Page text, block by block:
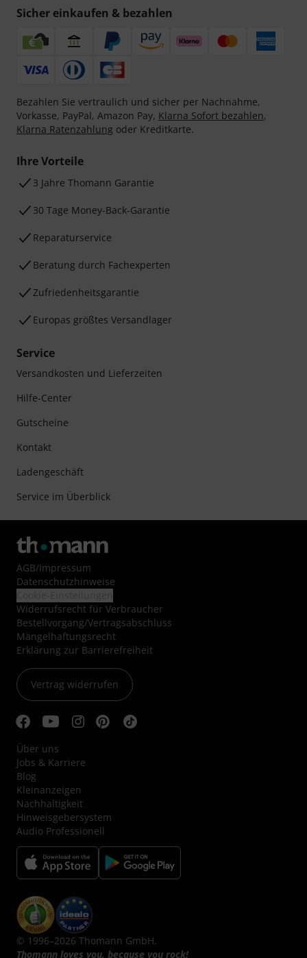
Sicher einkaufen & bezahlen
Bezahlen Sie vertraulich und sicher per Nachnahme,
Vorkasse, PayPal, Amazon Pay, Klarna Sofort bezahlen,
Klarna Ratenzahlung oder Kreditkarte.
Ihre Vorteile
3 Jahre Thomann Garantie
30 Tage Money-Back-Garantie
Reparaturservice
Beratung durch Fachexperten
Zufriedenheitsgarantie
Europas größtes Versandlager
Service
Versandkosten und Lieferzeiten
Hilfe-Center
Gutscheine
Kontakt
Ladengeschäft
Service im Überblick
AGB/Impressum
Datenschutzhinweise
Widerrufsrecht für Verbraucher
Bestellvorgang/Vertragsabschluss
Mängelhaftungsrecht
Erklärung zur Barrierefreiheit
Vertrag widerrufen
Über uns
Jobs & Karriere
Blog
Kleinanzeigen
Nachhaltigkeit
Hinweisgebersystem
Audio Professionell
© 1996–2026 Thomann GmbH.
Thomann loves you, because you rock!